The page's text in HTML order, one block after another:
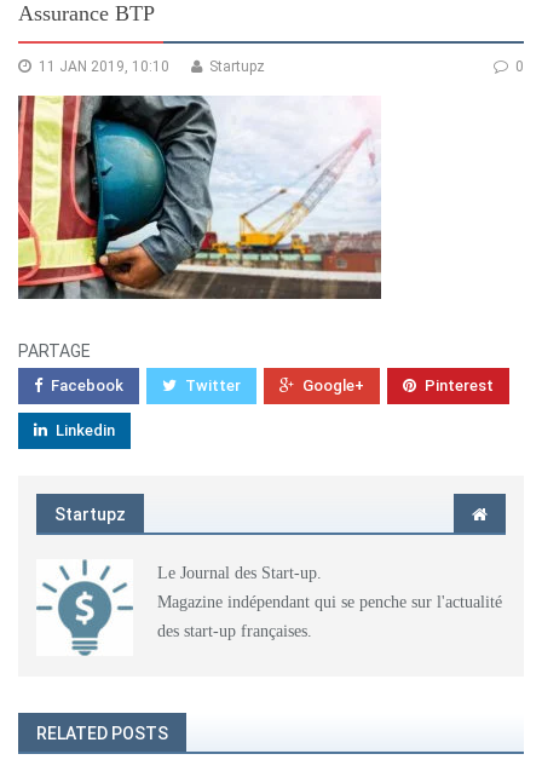
Assurance BTP
11 JAN 2019, 10:10 0
Startupz
PARTAGE
Facebook Twitter Google+ Pinterest
Linkedin
Startupz
Le Journal des Start-up.
Magazine indépendant qui se penche sur l'actualité
des start-up françaises.
RELATED POSTS